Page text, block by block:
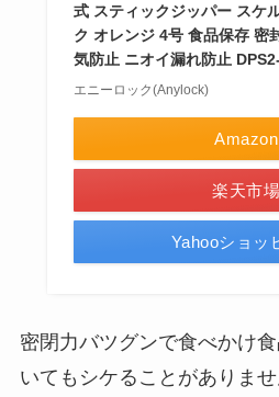
式 スティックジッパー スケ
ク オレンジ 4号 食品保存 密
気防止 ニオイ漏れ防止
エニーロック(Anylock)
Amazon
楽天市場
Yahooショッ
密閉力バツグンで食べかけ
いてもシケることがありませ